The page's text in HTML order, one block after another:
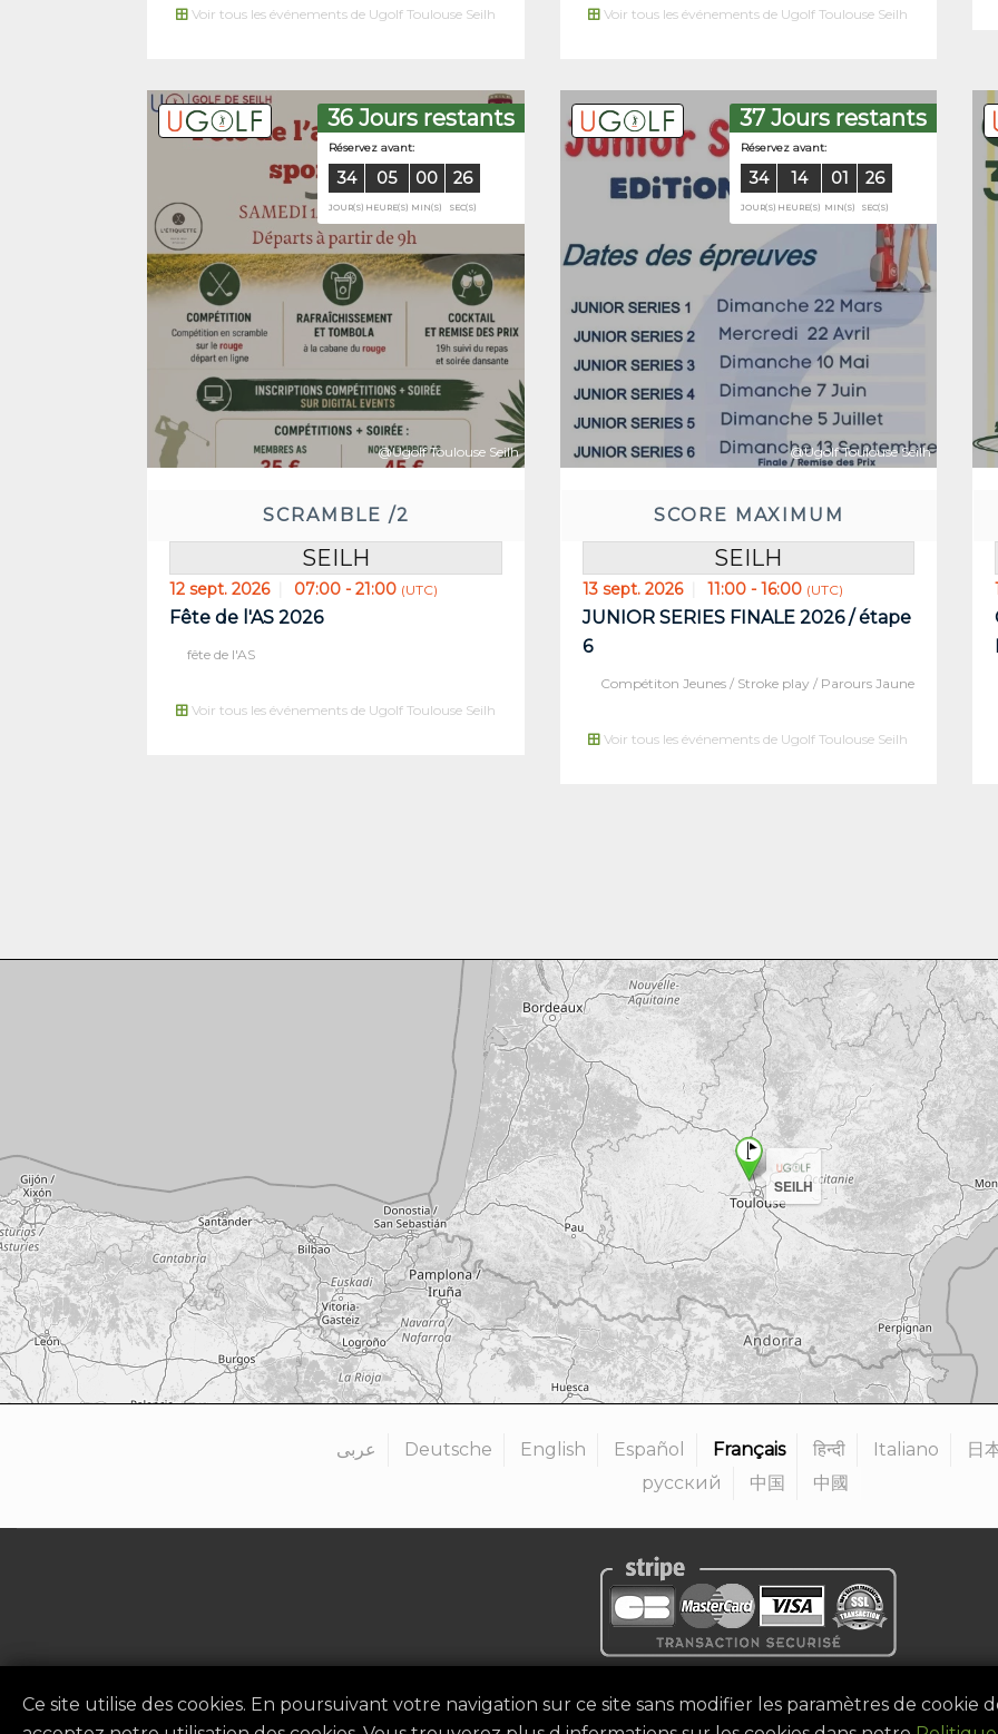
Voir tous les événements de Ugolf Toulouse Seilh
Voir tous les événements de Ugolf Toulouse Seilh
36 Jours restants
SCRAMBLE /2
@Ugolf Toulouse Seilh
SEILH
12 sept. 2026 07:00 - 21:00 (UTC)
Fête de l'AS 2026
fête de l'AS
Voir tous les événements de Ugolf Toulouse Seilh
37 Jours restants
Réservez
SCORE MAXIMUM
@Ugolf Toulouse Seilh
SEILH
13 sept. 2026 11:00 - 16:00 (UTC)
JUNIOR SERIES FINALE 2026 / étape
6
Compétiton Jeunes / Stroke play / Parours Jaune
Voir tous les événements de Ugolf Toulouse Seilh
SEILH
عربى Deutsche English Español Français हिन्दी Italiano 日
русский
中国 中國
Ce site utilise des cookies. En poursuivant votre navigation sur ce site sans modifier les paramètres de
© 2026Golf Competitions @DigitalEventSystem